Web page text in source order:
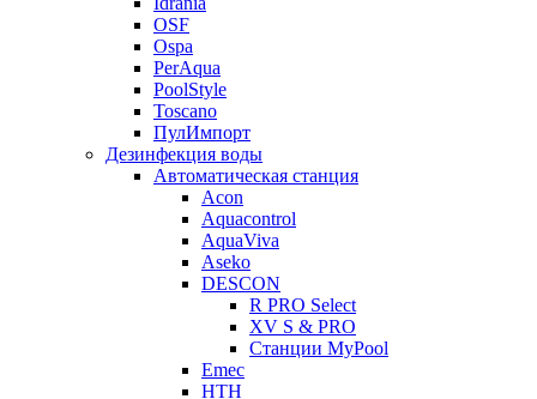
OSF
Ospa
PerAqua
PoolStyle
Toscano
ПулИмпорт
Дезинфекция воды
Автоматическая станция
Acon
Aquacontrol
AquaViva
Aseko
DESCON
R PRO Select
XV S & PRO
Станции MyPool
Emec
HTH